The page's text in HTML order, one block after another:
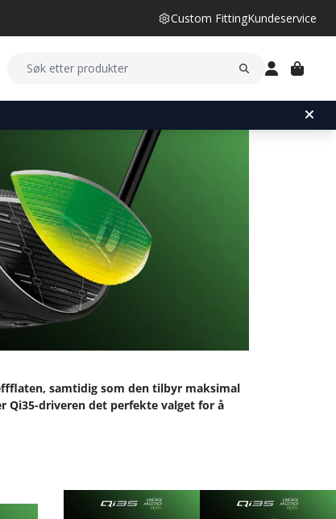
Custom FittingKundeservice
samtidig som den tilbyr maksimal
Qi35-driveren det perfekte valget for å